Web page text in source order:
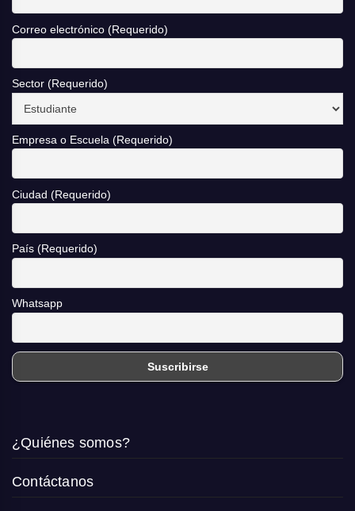
Correo electrónico (Requerido)
Sector (Requerido)
Empresa o Escuela (Requerido)
Ciudad (Requerido)
País (Requerido)
Whatsapp
¿Quiénes somos?
Contáctanos